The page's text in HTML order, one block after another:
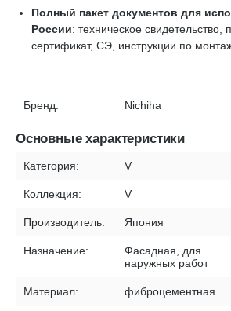
Полный пакет документов для
России: техническое свидетельство,
сертификат, СЭ, инструкции по
Бренд: Nichiha
Основные характеристики
Категория: V
Коллекция: V
Производитель: Япония
Назначение:
Фасадная, для
наружных работ
Материал: фиброцементная